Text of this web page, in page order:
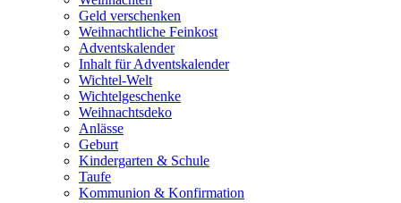
Geld verschenken
Weihnachtliche Feinkost
Adventskalender
Inhalt für Adventskalender
Wichtel-Welt
Wichtelgeschenke
Weihnachtsdeko
Anlässe
Geburt
Kindergarten & Schule
Taufe
Kommunion & Konfirmation